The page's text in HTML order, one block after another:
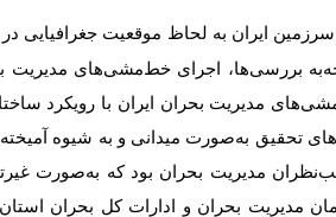
سرزمین ایران به لحاظ موقعیت جغرافیایی
بررسی‌ها، اجرای خط‌مشی‌های مدیریت
مدیریت بحران ایران با رویکرد
مدیریت بحران بود که به‌صورت